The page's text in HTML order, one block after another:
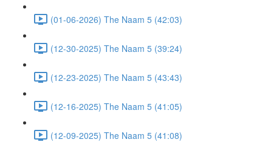
(01-06-2026) The Naam 5 (42:03)
(12-30-2025) The Naam 5 (39:24)
(12-23-2025) The Naam 5 (43:43)
(12-16-2025) The Naam 5 (41:05)
(12-09-2025) The Naam 5 (41:08)